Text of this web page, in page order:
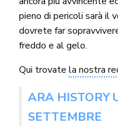
pieno di pericoli sarà il
dovrete far
freddo e al gelo.
Qui trovate la nostra
ARA HISTORY
SETTEMBRE